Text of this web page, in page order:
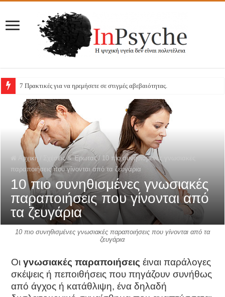
7 Πρακτικές για να ηρεμήσετε σε στιγμές αβεβαιότητας.
Αρχική Σχέσεις & Έρωτας / 10 πιο συνηθισμένες γνωσιακές
παραποιήσεις που γίνονται από τα ζευγάρια
10 πιο συνηθισμένες γνωσιακές
παραποιήσεις που γίνονται από
τα ζευγάρια
10 πιο συνηθισμένες γνωσιακές παραποιήσεις που γίνονται από τα
ζευγάρια
Οιγνωσιακές παραποιήσεις έιναι παράλoγες
σκέψεις ή πεποιθήσεις που πηγάζουν συνήθως
από άγχος ή κατάθλιψη, ένα δηλαδή